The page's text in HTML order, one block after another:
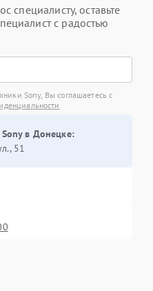
специалисту, оставьте
с радостью
Sony, Вы соглашаетесь с
в Донецке:
51